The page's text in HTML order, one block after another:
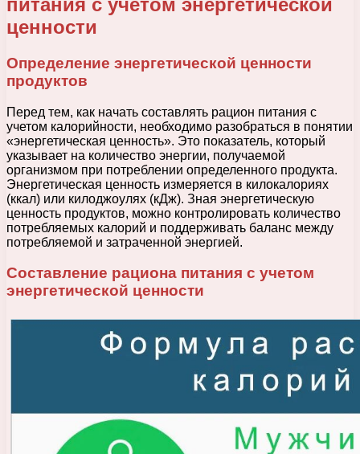
ценности
Определение энергетической ценности
продуктов
Перед тем, как начать составлять рацион питания с
учетом калорийности, необходимо разобраться в понятии
«энергетическая ценность». Это показатель, который
указывает на количество энергии, получаемой
организмом при потреблении определенного продукта.
Энергетическая ценность измеряется в килокалориях
(ккал) или килоджоулях (кДж). Зная энергетическую
ценность продуктов, можно контролировать количество
потребляемых калорий и поддерживать баланс между
потребляемой и затраченной энергией.
Составление рациона питания с учетом
энергетической ценности